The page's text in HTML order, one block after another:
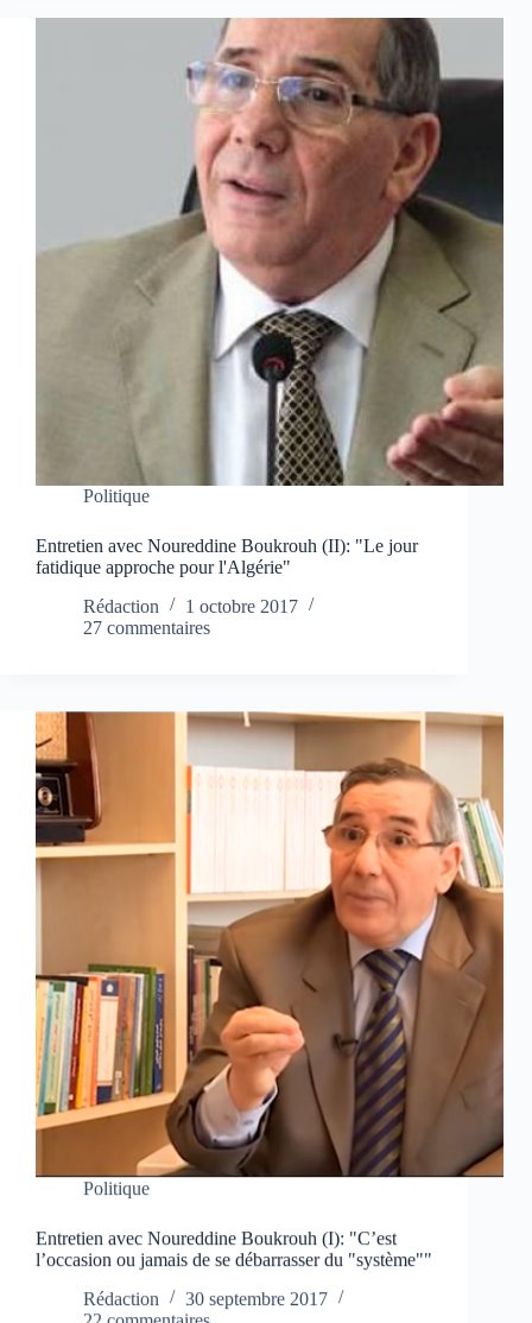
Politique
Entretien avec Noureddine Boukrouh (II): "Le jour
fatidique approche pour l'Algérie"
Rédaction
1 octobre 2017
27 commentaires
Politique
Entretien avec Noureddine Boukrouh (I): "C’est
l’occasion ou jamais de se débarrasser du "système""
Rédaction
30 septembre 2017